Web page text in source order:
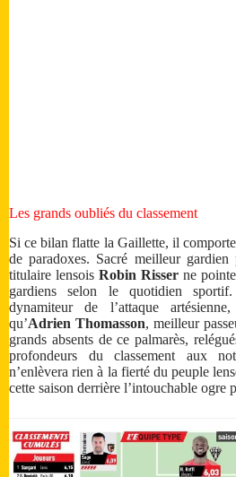
Les grands oubliés du classement
Si ce bilan flatte la Gaillette, il
de paradoxes. Sacré meilleur
titulaire lensois Robin Risser ne
gardiens selon le quotidien
dynamiteur de l’attaque
qu’Adrien Thomasson, meilleur
grands absents de ce palmarès,
profondeurs du classement aux
n’enlèvera rien à la fierté du peuple
cette saison derrière l’intouchable ogre